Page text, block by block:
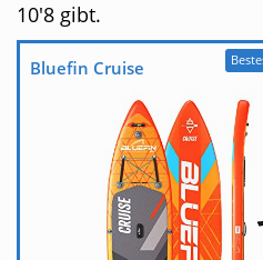
10'8 gibt.
Bluefin Cruise